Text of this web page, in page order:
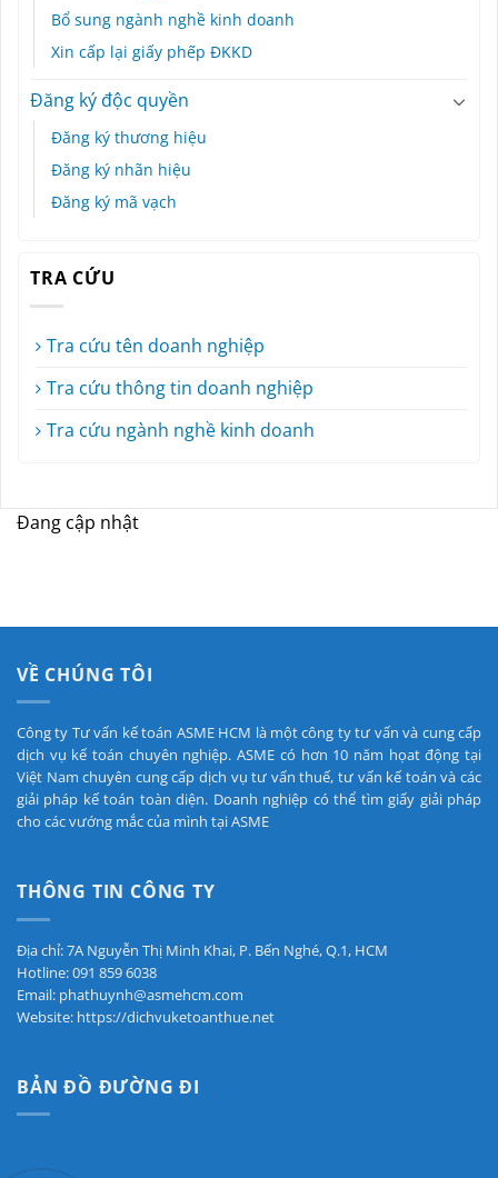
Đang cập nhật
Bổ sung ngành nghề kinh doanh
Xin cấp lại giấy phếp ĐKKD
Đăng ký độc quyền
Đăng ký thương hiệu
Đăng ký nhãn hiệu
Đăng ký mã vạch
TRA CỨU
Tra cứu tên doanh nghiệp
Tra cứu thông tin doanh nghiệp
Tra cứu ngành nghề kinh doanh
VỀ CHÚNG TÔI
Công ty Tư vấn kế toán ASME HCM là một công ty tư vấn và cung cấp
dịch vụ kế toán chuyên nghiệp. ASME có hơn 10 năm họat động tại
Việt Nam chuyên cung cấp dịch vụ tư vấn thuế, tư vấn kế toán và các
giải pháp kế toán toàn diện. Doanh nghiệp có thể tìm giấy giải pháp
cho các vướng mắc của mình tại ASME
THÔNG TIN CÔNG TY
Địa chỉ: 7A Nguyễn Thị Minh Khai, P. Bến Nghé, Q.1, HCM
Hotline: 091 859 6038
Email: phathuynh@asmehcm.com
Website: https://dichvuketoanthue.net
BẢN ĐỒ ĐƯỜNG ĐI